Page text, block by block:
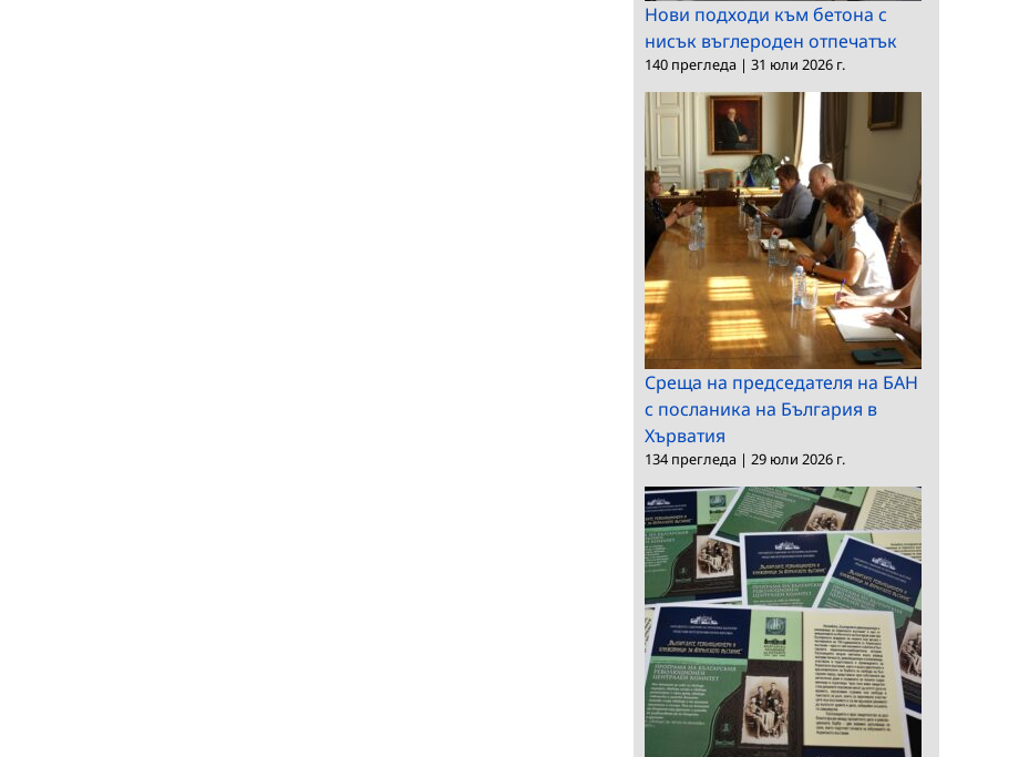
Нови подходи към бетона с
нисък въглероден отпечатък
140 прегледа | 31 юли 2026 г.
Среща на председателя на БАН
с посланика на България в
Хърватия
134 прегледа | 29 юли 2026 г.